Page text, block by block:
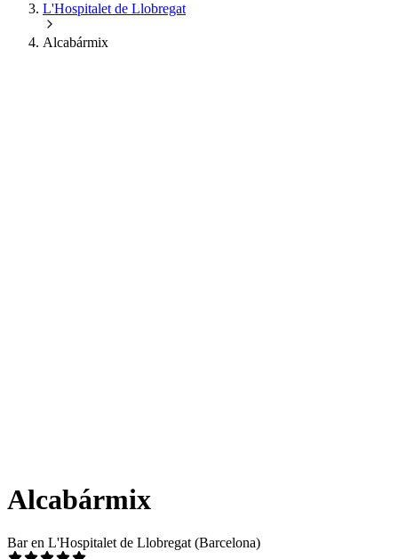
L'Hospitalet de Llobregat
Alcabármix
Alcabármix
Bar en L'Hospitalet de Llobregat (Barcelona)